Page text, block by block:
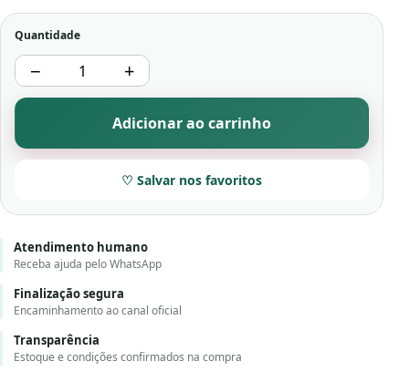
Quantidade
− +
Adicionar ao carrinho
♡ Salvar nos favoritos
Atendimento humano
Receba ajuda pelo WhatsApp
Finalização segura
Encaminhamento ao canal oficial
Transparência
Estoque e condições confirmados na compra